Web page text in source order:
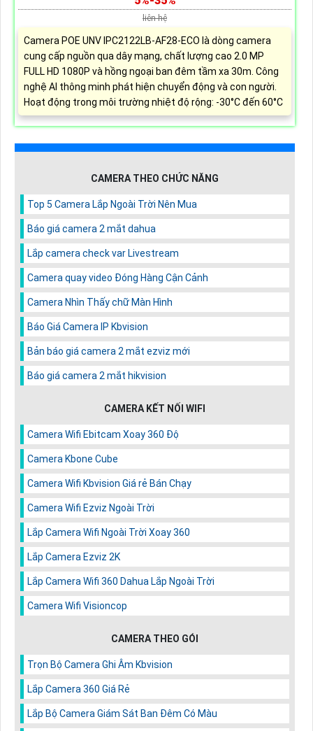
liên hệ
Camera POE UNV IPC2122LB-AF28-ECO là dòng camera
cung cấp nguồn qua dây mạng, chất lượng cao 2.0 MP
FULL HD 1080P và hồng ngoại ban đêm tầm xa 30m. Công
nghệ AI thông minh phát hiện chuyển động và con người.
Hoạt động trong môi trường nhiệt độ rộng: -30°C đến 60°C
CAMERA THEO CHỨC NĂNG
Top 5 Camera Lắp Ngoài Trời Nên Mua
Báo giá camera 2 mắt dahua
Lắp camera check var Livestream
Camera quay video Đóng Hàng Cận Cảnh
Camera Nhìn Thấy chữ Màn Hình
Báo Giá Camera IP Kbvision
Bản báo giá camera 2 mắt ezviz mới
Báo giá camera 2 mắt hikvision
CAMERA KẾT NỐI WIFI
Camera Wifi Ebitcam Xoay 360 Độ
Camera Kbone Cube
Camera Wifi Kbvision Giá rẻ Bán Chạy
Camera Wifi Ezviz Ngoài Trời
Lắp Camera Wifi Ngoài Trời Xoay 360
Lắp Camera Ezviz 2K
Lắp Camera Wifi 360 Dahua Lắp Ngoài Trời
Camera Wifi Visioncop
CAMERA THEO GÓI
Trọn Bộ Camera Ghi Âm Kbvision
Lắp Camera 360 Giá Rẻ
Lắp Bộ Camera Giám Sát Ban Đêm Có Màu